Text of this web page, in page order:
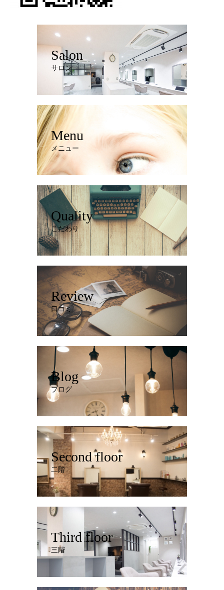
Salon
サロン
Menu
メニュー
Quality
こだわり
Review
口コミ
Blog
ブログ
Second floor
二階
Third floor
三階